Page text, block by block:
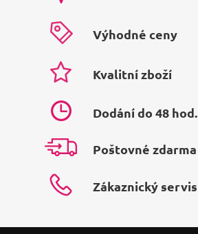
Výhodné ceny
Kvalitní zboží
Dodání do 48 hod.
Poštovné zdarma
Zákaznický servis